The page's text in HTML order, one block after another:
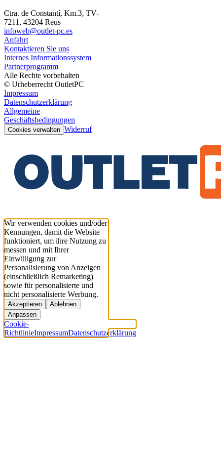
Ctra. de Constantí, Km.3, TV-
7211, 43204 Reus
infoweb@outlet-pc.es
Anfahrt
Kontaktieren Sie uns
Internes Informationssystem
Partnerprogramm
Alle Rechte vorbehalten
© Urheberrecht OutletPC
Impressum
Datenschutzerklärung
Allgemeine
Geschäftsbedingungen
Cookies verwalten Widerruf
Wir verwenden cookies und/oder
Kennungen, damit die Website
funktioniert, um ihre Nutzung zu
messen und mit Ihrer
Einwilligung zur
Personalisierung von Anzeigen
(einschließlich Remarketing)
sowie für personalisierte und
nicht personalisierte Werbung.
Akzeptieren
Ablehnen
Anpassen
Cookie-
RichtlinieImpressumDatenschutzerklärung